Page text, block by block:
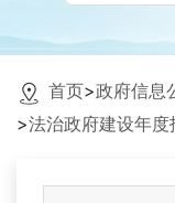
首页>政府信息
>法治政府建设年度